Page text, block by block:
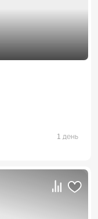
1 день